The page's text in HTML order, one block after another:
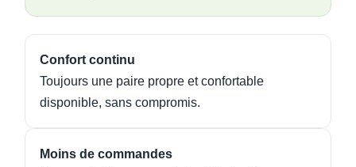
Confort continu
Toujours une paire propre et confortable
disponible, sans compromis.
Moins de commandes